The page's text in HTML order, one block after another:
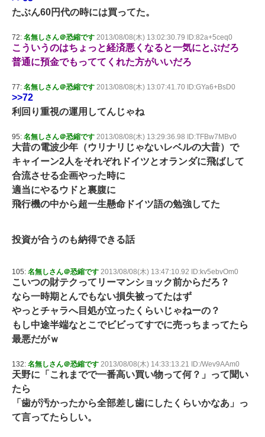
たぶん60円代の時には買ってた。
72: 名無しさん＠恐縮です 2013/08/08(木) 13:02:30.79 ID:82a+5ceq0
こういうのはちょっと経済悪くなると一気にとぶだろ
普通に預金でもっててくれた方がいいだろ
77: 名無しさん＠恐縮です 2013/08/08(木) 13:07:41.70 ID:GYa6+BsD0
>>72
利回り重視の運用してんじゃね
95: 名無しさん＠恐縮です 2013/08/08(木) 13:29:36.98 ID:TFBw7MBv0
大昔の電波少年（ウリナリじゃないレベルの大昔）で
キャイーン2人をそれぞれドイツとオランダに飛ばして
合流させる企画やった時に
適当にやるウドと裏腹に
飛行機の中から超一生懸命ドイツ語の勉強してた
投資が合うのも納得できる話
105: 名無しさん＠恐縮です 2013/08/08(木) 13:47:10.92 ID:kv5ebvOm0
こいつの財テクってリーマンショック前からだろ？
なら一時期とんでもない損失被ってたはず
やっとチャラへ目処が立ったくらいじゃねーの？
もし中途半端なとこでビビってすでに売っちまってたら
最悪だがｗ
132: 名無しさん＠恐縮です 2013/08/08(木) 14:33:13.21 ID:/Wev9AAm0
天野に「これまでで一番高い買い物って何？」って聞い
たら
「歯が汚かったから全部差し歯にしたくらいかなあ」っ
て言ってたらしい。